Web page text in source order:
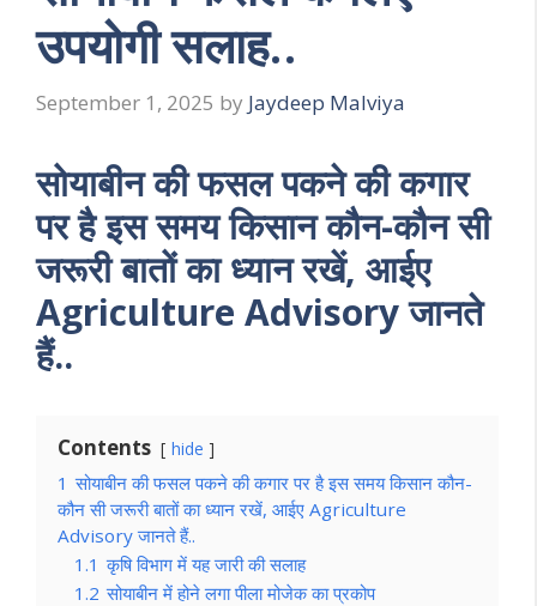
उपयोगी सलाह..
September 1, 2025 by Jaydeep Malviya
सोयाबीन की फसल पकने की कगार
पर है इस समय किसान कौन-कौन सी
जरूरी बातों का ध्यान रखें, आईए
Agriculture Advisory जानते
हैं..
Contents hide
1 सोयाबीन की फसल पकने की कगार पर है इस समय किसान कौन-
कौन सी जरूरी बातों का ध्यान रखें, आईए Agriculture
Advisory जानते हैं..
1.1 कृषि विभाग में यह जारी की सलाह
1.2 सोयाबीन में होने लगा पीला मोजेक का प्रकोप